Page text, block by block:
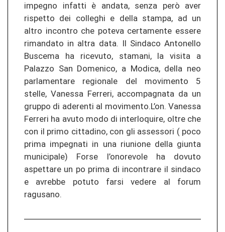
impegno infatti è andata, senza però aver
rispetto dei colleghi e della stampa, ad un
altro incontro che poteva certamente essere
rimandato in altra data. Il Sindaco Antonello
Buscema ha ricevuto, stamani, la visita a
Palazzo San Domenico, a Modica, della neo
parlamentare regionale del movimento 5
stelle, Vanessa Ferreri, accompagnata da un
gruppo di aderenti al movimento.L’on. Vanessa
Ferreri ha avuto modo di interloquire, oltre che
con il primo cittadino, con gli assessori ( poco
prima impegnati in una riunione della giunta
municipale) Forse l’onorevole ha dovuto
aspettare un po prima di incontrare il sindaco
e avrebbe potuto farsi vedere al forum
ragusano.